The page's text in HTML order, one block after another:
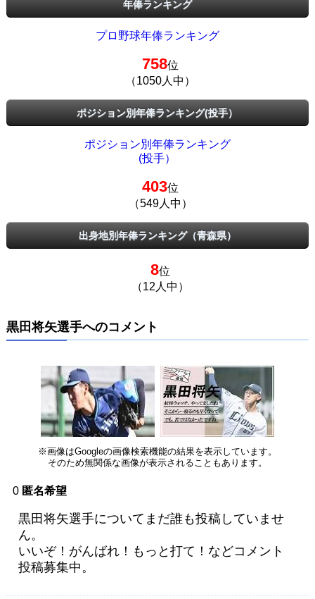
年俸ランキング
プロ野球年俸ランキング
758位
（1050人中）
ポジション別年俸ランキング(投手）
ポジション別年俸ランキング
(投手）
403位
（549人中）
出身地別年俸ランキング（青森県）
8位
（12人中）
黒田将矢選手へのコメント
※画像はGoogleの画像検索機能の結果を表示しています。
そのため無関係な画像が表示されることもあります。
0 匿名希望
黒田将矢選手についてまだ誰も投稿していませ
ん。
いいぞ！がんばれ！もっと打て！などコメント
投稿募集中。